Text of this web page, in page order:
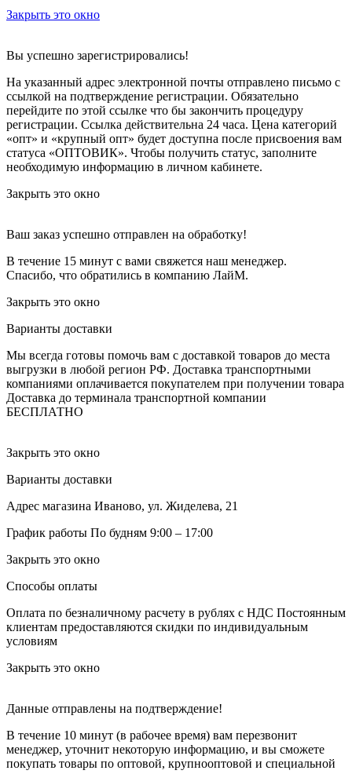
Закрыть это окно
Вы успешно зарегистрировались!
На указанный адрес электронной почты отправлено письмо с
ссылкой на подтверждение регистрации. Обязательно
перейдите по этой ссылке что бы закончить процедуру
регистрации. Ссылка действительна 24 часа. Цена категорий
«опт» и «крупный опт» будет доступна после присвоения вам
статуса «ОПТОВИК». Чтобы получить статус, заполните
необходимую информацию в личном кабинете.
Закрыть это окно
Ваш заказ успешно отправлен на обработку!
В течение 15 минут с вами свяжется наш менеджер.
Спасибо, что обратились в компанию ЛайМ.
Закрыть это окно
Варианты доставки
Мы всегда готовы помочь вам с доставкой товаров до места
выгрузки в любой регион РФ. Доставка транспортными
компаниями оплачивается покупателем при получении товара
Доставка до терминала транспортной компании
БЕСПЛАТНО
Закрыть это окно
Варианты доставки
Адрес магазина Иваново, ул. Жиделева, 21
График работы По будням 9:00 – 17:00
Закрыть это окно
Способы оплаты
Оплата по безналичному расчету в рублях с НДС Постоянным
клиентам предоставляются скидки по индивидуальным
условиям
Закрыть это окно
Данные отправлены на подтверждение!
В течение 10 минут (в рабочее время) вам перезвонит
менеджер, уточнит некоторую информацию, и вы сможете
покупать товары по оптовой, крупнооптовой и специальной